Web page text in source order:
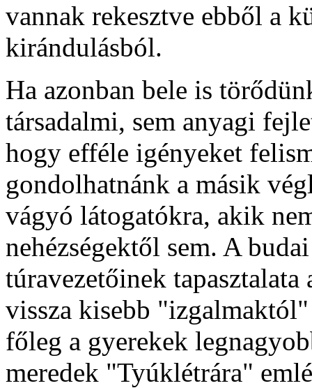
vannak rekesztve ebből a
kirándulásból.
Ha azonban bele is
társadalmi, sem anyagi
hogy efféle igényeket
gondolhatnánk a másik
vágyó látogatókra, akik
nehézségektől sem. A
túravezetőinek
vissza kisebb
főleg a gyerekek
meredek "Tyúklétrára"